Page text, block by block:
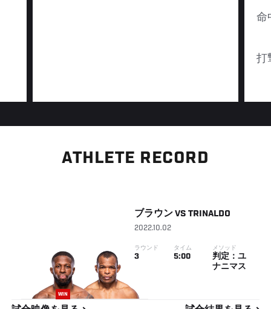
命
打
ATHLETE RECORD
WIN
ブラウン VS TRINALDO
2022.10.02
ラウンド
3
タイム
5:00
メソッド
判定：ユ
ナニマス